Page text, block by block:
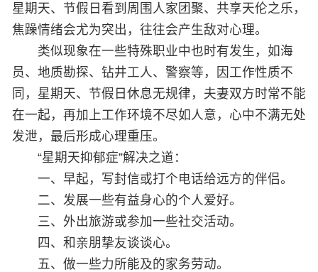
星期天、节假日看到周围人家团聚、共享天伦之乐，
焦躁情绪会尤为突出，往往会产生敌对心理。
类似现象在一些特殊职业中也时有发生，如海
员、地质勘探、钻井工人、警察等，因工作性质不
同，星期天、节假日休息无规律，夫妻双方时常不能
在一起，再加上工作环境不尽如人意，心中不满无处
发泄，最后形成心理重压。
“星期天抑郁症”解决之道：
一、早起，写封信或打个电话给远方的伴侣。
二、发展一些有益身心的个人爱好。
三、外出旅游或参加一些社交活动。
四、和亲朋挚友谈谈心。
五、做一些力所能及的家务劳动。